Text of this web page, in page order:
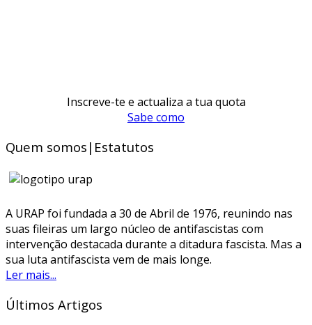
Inscreve-te e actualiza a tua quota
Sabe como
Quem somos|Estatutos
A URAP foi fundada a 30 de Abril de 1976, reunindo nas
suas fileiras um largo núcleo de antifascistas com
intervenção destacada durante a ditadura fascista. Mas a
sua luta antifascista vem de mais longe.
Ler mais...
Últimos Artigos